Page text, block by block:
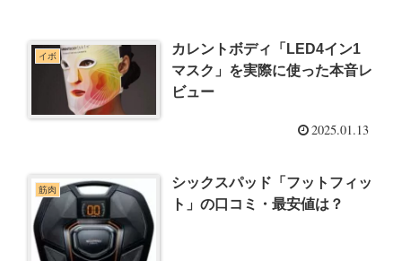
イボ
カレントボディ「LED4イン1
マスク」を実際に使った本音レ
ビュー
2025.01.13
筋肉
シックスパッド「フットフィッ
ト」の口コミ・最安値は？